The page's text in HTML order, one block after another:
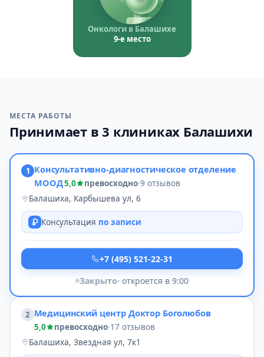
Онкологи в Балашихе
9-е место
МЕСТА РАБОТЫ
Принимает в 3 клиниках Балашихи
1 Консультативно-диагностическое отделение
МООД5,0 превосходно·9 отзывов
Балашиха, Карбышева ул, 6
Консультация по записи
+7 (495) 521-22-31
Закрыто· откроется в 9:00
2 Медицинский центр Доктор Боголюбов
5,0 превосходно·17 отзывов
Балашиха, Звездная ул, 7к1